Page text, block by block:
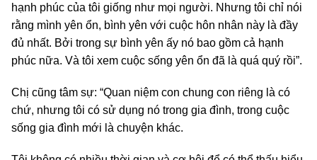
hạnh phúc của tôi giống như mọi người. Nhưng tôi chỉ nói
rằng mình yên ổn, bình yên với cuộc hôn nhân này là đầy
đủ nhất. Bởi trong sự bình yên ấy nó bao gồm cả hạnh
phúc nữa. Và tôi xem cuộc sống yên ổn đã là quá quý rồi”.
Chị cũng tâm sự: “Quan niệm con chung con riêng là có
chứ, nhưng tôi có sử dụng nó trong gia đình, trong cuộc
sống gia đình mới là chuyện khác.